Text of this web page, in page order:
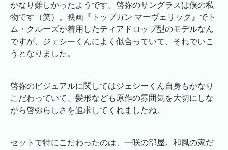
かなり難しかったようです。啓弥のサングラスは僕の私
物です（笑）。映画『トップガン マーヴェリック』でト
ム・クルーズが着用したティアドロップ型のモデルなん
ですが、ジェシーくんによく似合っていて、それでいこ
うとなりました。
啓弥のビジュアルに関してはジェシーくん自身もかなり
こだわっていて、髪形なども原作の雰囲気を大切にしな
がら啓弥らしさを追求してくれましたね。
セットで特にこだわったのは、一咲の部屋。和風の家だ